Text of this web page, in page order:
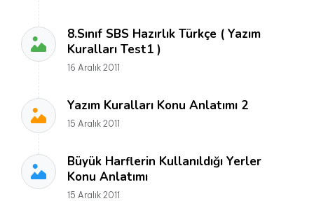
8.Sınıf SBS Hazırlık Türkçe ( Yazım
Kuralları Test1 )
16 Aralık 2011
Yazım Kuralları Konu Anlatımı 2
15 Aralık 2011
Büyük Harflerin Kullanıldığı Yerler
Konu Anlatımı
15 Aralık 2011